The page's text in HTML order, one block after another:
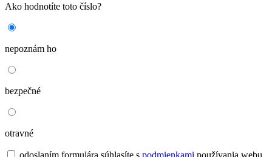
Ako hodnotíte toto číslo?
nepoznám ho
bezpečné
otravné
odoslaním formulára súhlasíte s podmienkami používania webu